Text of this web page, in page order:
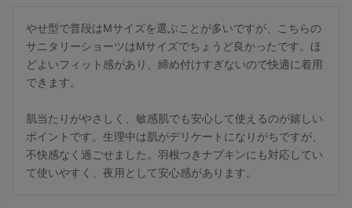
やせ型で普段はMサイズを選ぶことが多いですが、こちらの
サニタリーショーツはMサイズでちょうど良かったです。ほ
どよいフィット感があり、締め付けすぎないので快適に着用
できます。
肌当たりがやさしく、敏感肌でも安心して使えるのが嬉しい
ポイントです。生理中は肌がデリケートになりがちですが、
不快感なく過ごせました。羽根つきナプキンにも対応してい
て使いやすく、夜用として安心感があります。